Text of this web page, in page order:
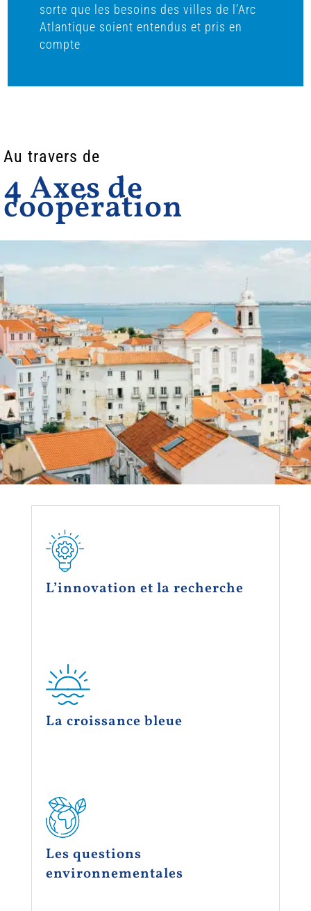
sorte que les besoins des villes de l’Arc
Atlantique soient entendus et pris en
compte
Au travers de
4 Axes de
coopération
L’innovation et la recherche
La croissance bleue
Les questions
environnementales